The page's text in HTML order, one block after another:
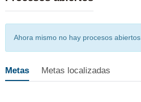
Ahora mismo no hay procesos abiertos
Metas Metas localizadas